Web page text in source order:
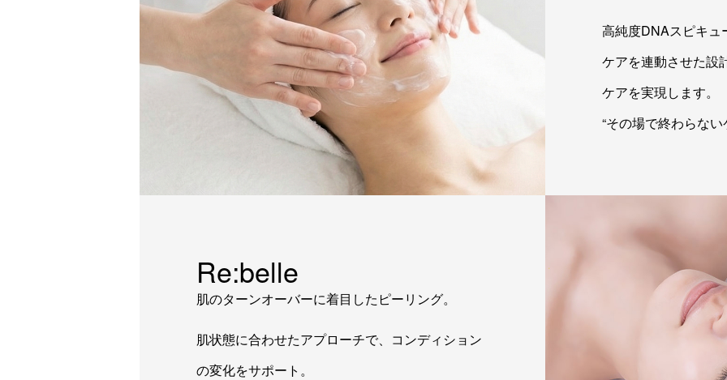
高純度DNAスピキュ
ケアを連動させた設
ケアを実現します。
“その場で終わらない
Re:belle
肌のターンオーバーに着目したピーリング。
肌状態に合わせたアプローチで、コンディション
の変化をサポート。